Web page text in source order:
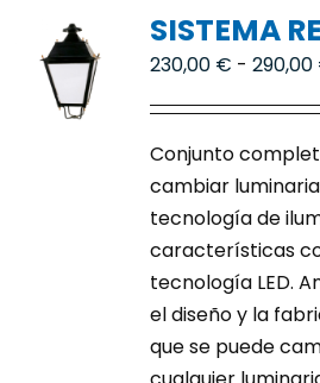
SISTEMA
230,00 € - 290,00
Conjunto
cambiar
tecnología de
características
tecnología LED.
el diseño y la
que se puede